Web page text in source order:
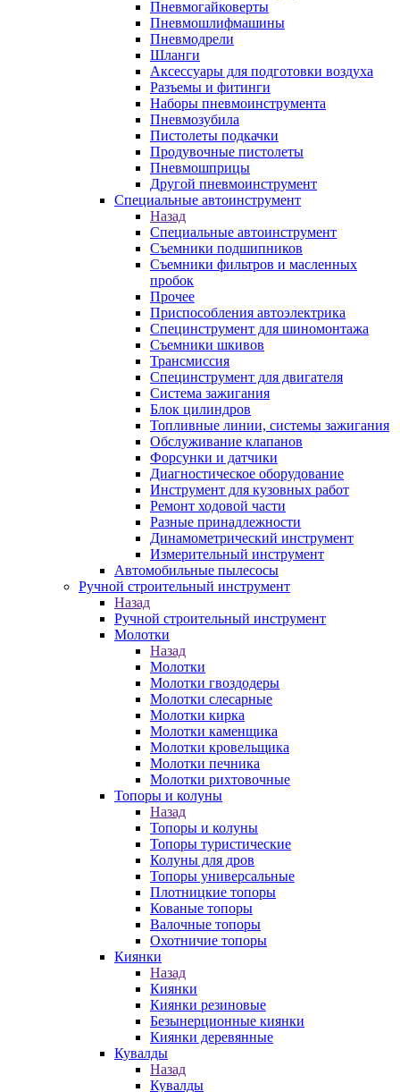
Пневмогайковерты
Пневмошлифмашины
Пневмодрели
Шланги
Аксессуары для подготовки воздуха
Разъемы и фитинги
Наборы пневмоинструмента
Пневмозубила
Пистолеты подкачки
Продувочные пистолеты
Пневмошприцы
Другой пневмоинструмент
Специальные автоинструмент
Назад
Специальные автоинструмент
Съемники подшипников
Съемники фильтров и масленных
пробок
Прочее
Приспособления автоэлектрика
Специнструмент для шиномонтажа
Съемники шкивов
Трансмиссия
Специнструмент для двигателя
Система зажигания
Блок цилиндров
Топливные линии, системы зажигания
Обслуживание клапанов
Форсунки и датчики
Диагностическое оборудование
Инструмент для кузовных работ
Ремонт ходовой части
Разные принадлежности
Динамометрический инструмент
Измерительный инструмент
Автомобильные пылесосы
Ручной строительный инструмент
Назад
Ручной строительный инструмент
Молотки
Назад
Молотки
Молотки гвоздодеры
Молотки слесарные
Молотки кирка
Молотки каменщика
Молотки кровельщика
Молотки печника
Молотки рихтовочные
Топоры и колуны
Назад
Топоры и колуны
Топоры туристические
Колуны для дров
Топоры универсальные
Плотницкие топоры
Кованые топоры
Валочные топоры
Охотничие топоры
Киянки
Назад
Киянки
Киянки резиновые
Безынерционные киянки
Киянки деревянные
Кувалды
Назад
Кувалды